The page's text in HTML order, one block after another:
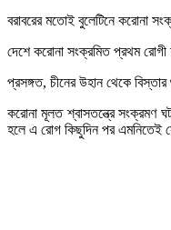
বরাবরের মতোই বুলেটিনে করোনা
দেশে করোনা সংক্রমিত প্রথম
প্রসঙ্গত, চীনের উহান থেকে
করোনা মূলত শ্বাসতন্ত্রে সংক্রমণ
হলে এ রোগ কিছুদিন পর এমনিতেই